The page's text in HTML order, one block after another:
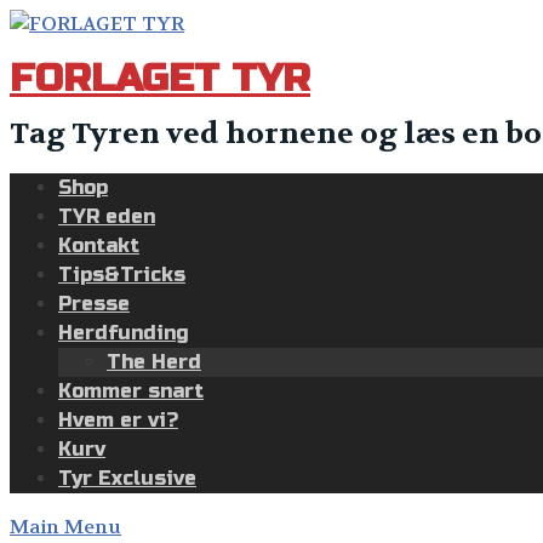
Skip
content
FORLAGET TYR
Tag Tyren ved hornene og læs en
Shop
TYR eden
Kontakt
Tips&Tricks
Presse
Herdfunding
The Herd
Kommer snart
Hvem er vi?
Kurv
Tyr Exclusive
Main Menu